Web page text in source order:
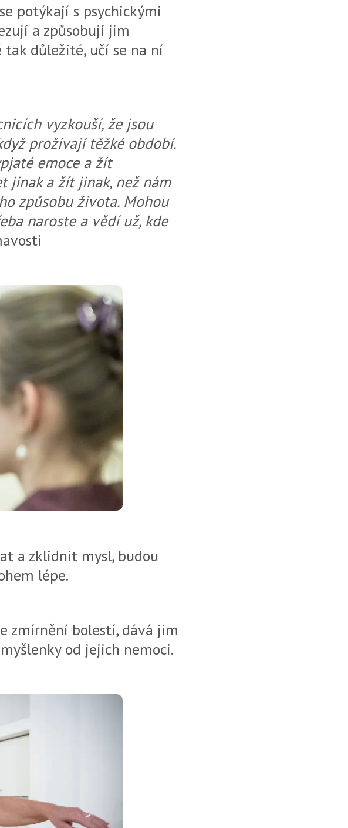
potýkají s psychickými
a způsobují jim
tak důležité, učí se na ní
vyzkouší, že jsou
prožívají těžké období.
emoce a žít
jinak a žít jinak, než nám
způsobu života. Mohou
naroste a vědí už, kde
a zklidnit mysl, budou
lépe.
zmírnění bolestí, dává jim
od jejich nemoci.